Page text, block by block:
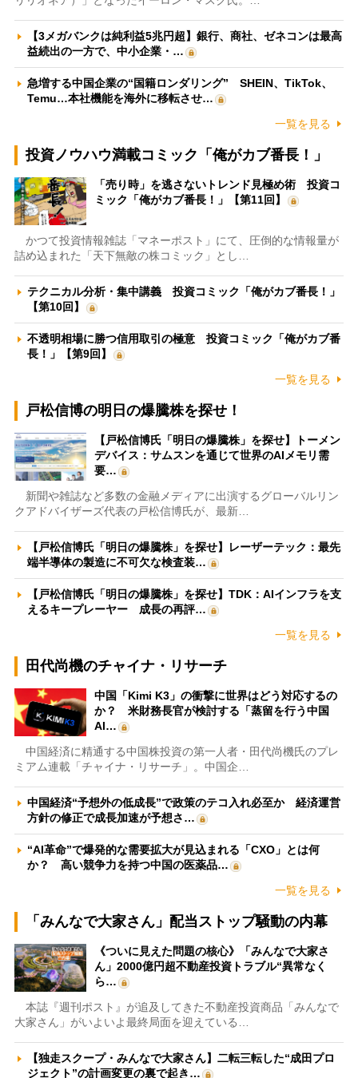
【3メガバンクは純利益5兆円超】銀行、商社、ゼネコンは最高
益続出の一方で、中小企業・…
急増する中国企業の“国籍ロンダリング” SHEIN、TikTok、
Temu…本社機能を海外に移転させ…
一覧を見る
投資ノウハウ満載コミック「俺がカブ番長！」
「売り時」を逃さないトレンド見極め術 投資コ
ミック「俺がカブ番長！」【第11回】
かつて投資情報雑誌「マネーポスト」にて、圧倒的な情報量が
詰め込まれた「天下無敵の株コミック」とし…
テクニカル分析・集中講義 投資コミック「俺がカブ番長！」
【第10回】
不透明相場に勝つ信用取引の極意 投資コミック「俺がカブ番
長！」【第9回】
一覧を見る
戸松信博の明日の爆騰株を探せ！
【戸松信博氏「明日の爆騰株」を探せ】トーメン
デバイス：サムスンを通じて世界のAIメモリ需
要…
新聞や雑誌など多数の金融メディアに出演するグローバルリン
クアドバイザーズ代表の戸松信博氏が、最新…
【戸松信博氏「明日の爆騰株」を探せ】レーザーテック：最先
端半導体の製造に不可欠な検査装…
【戸松信博氏「明日の爆騰株」を探せ】TDK：AIインフラを支
えるキープレーヤー 成長の再評…
一覧を見る
田代尚機のチャイナ・リサーチ
中国「Kimi K3」の衝撃に世界はどう対応するの
か？ 米財務長官が検討する「蒸留を行う中国
AI…
中国経済に精通する中国株投資の第一人者・田代尚機氏のプレ
ミアム連載「チャイナ・リサーチ」。中国企…
中国経済“予想外の低成長”で政策のテコ入れ必至か 経済運営
方針の修正で成長加速が予想さ…
“AI革命”で爆発的な需要拡大が見込まれる「CXO」とは何
か？ 高い競争力を持つ中国の医薬品…
一覧を見る
「みんなで大家さん」配当ストップ騒動の内幕
《ついに見えた問題の核心》「みんなで大家さ
ん」2000億円超不動産投資トラブル“異常なく
ら…
本誌『週刊ポスト』が追及してきた不動産投資商品「みんなで
大家さん」がいよいよ最終局面を迎えている…
【独走スクープ・みんなで大家さん】二転三転した“成田プロ
ジェクト”の計画変更の裏で起き…